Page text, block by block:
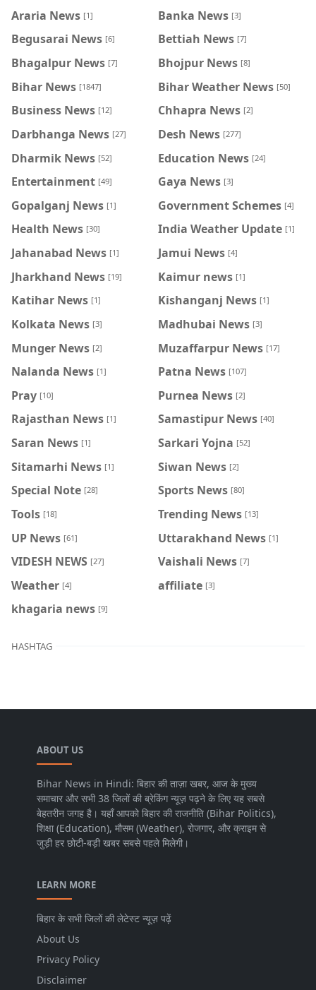
Araria News [1] Banka News [3]
Begusarai News [6] Bettiah News [7]
Bhagalpur News [7] Bhojpur News [8]
Bihar News [1847] Bihar Weather News [50]
Business News [12] Chhapra News [2]
Darbhanga News [27] Desh News [277]
Dharmik News [52] Education News [24]
Entertainment [49] Gaya News [3]
Gopalganj News [1] Government Schemes [4]
Health News [30] India Weather Update [1]
Jahanabad News [1] Jamui News [4]
Jharkhand News [19] Kaimur news [1]
Katihar News [1] Kishanganj News [1]
Kolkata News [3] Madhubai News [3]
Munger News [2] Muzaffarpur News [17]
Nalanda News [1] Patna News [107]
Pray [10] Purnea News [2]
Rajasthan News [1] Samastipur News [40]
Saran News [1] Sarkari Yojna [52]
Sitamarhi News [1] Siwan News [2]
Special Note [28] Sports News [80]
Tools [18] Trending News [13]
UP News [61] Uttarakhand News [1]
VIDESH NEWS [27] Vaishali News [7]
Weather [4] affiliate [3]
khagaria news [9]
HASHTAG
ABOUT US
Bihar News in Hindi: बिहार की ताज़ा खबर, आज के मुख्य
समाचार और सभी 38 जिलों की ब्रेकिंग न्यूज़ पढ़ने के लिए यह सबसे
बेहतरीन जगह है। यहाँ आपको बिहार की राजनीति (Bihar Politics),
शिक्षा (Education), मौसम (Weather), रोजगार, और क्राइम से
जुड़ी हर छोटी-बड़ी खबर सबसे पहले मिलेगी।
LEARN MORE
बिहार के सभी जिलों की लेटेस्ट न्यूज़ पढ़ें
About Us
Privacy Policy
Disclaimer